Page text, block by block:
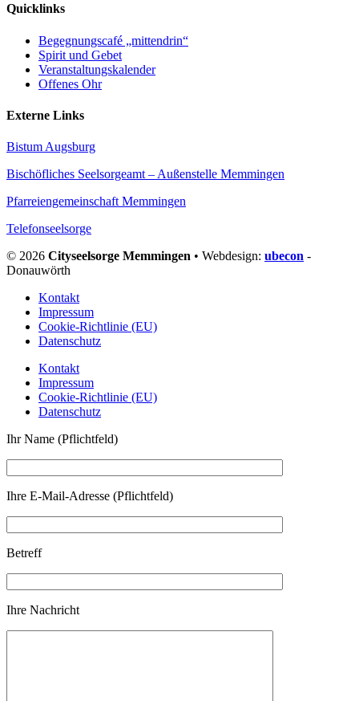
Quicklinks
Begegnungscafé „mittendrin“
Spirit und Gebet
Veranstaltungskalender
Offenes Ohr
Externe Links
Bistum Augsburg
Bischöfliches Seelsorgeamt – Außenstelle Memmingen
Pfarreiengemeinschaft Memmingen
Telefonseelsorge
© 2026 Cityseelsorge Memmingen • Webdesign: ubecon -
Donauwörth
Kontakt
Impressum
Cookie-Richtlinie (EU)
Datenschutz
Kontakt
Impressum
Cookie-Richtlinie (EU)
Datenschutz
Ihr Name (Pflichtfeld)
Ihre E-Mail-Adresse (Pflichtfeld)
Betreff
Ihre Nachricht